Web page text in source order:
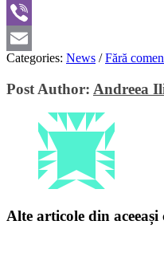
WhatsApp
Viber
Email
Categories: News / Fără
Post Author: Andreea
Alte articole din aceeași